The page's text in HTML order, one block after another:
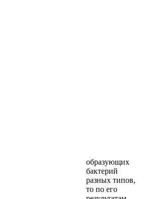
образующих
бактерий
разных типов,
то по его